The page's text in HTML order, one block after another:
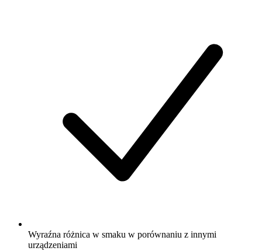
Wyraźna różnica w smaku w porównaniu z innymi
urządzeniami